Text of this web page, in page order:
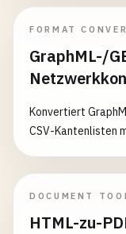
FORMAT
GraphML-/
Konvertiert
CSV-Kantenlisten
DOCUMENT
HTML-zu-